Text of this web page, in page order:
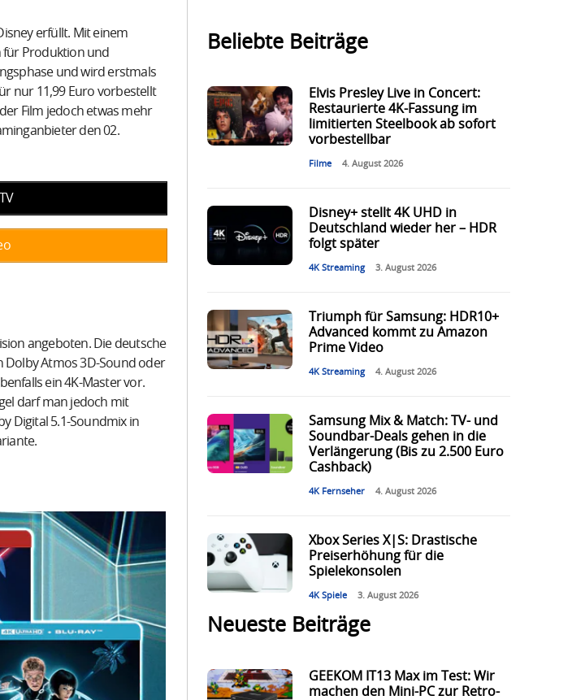
erfüllt. Mit einem
für Produktion und
und wird erstmals
nur 11,99 Euro vorbestellt
Film jedoch etwas mehr
den 02.
angeboten. Die deutsche
Dolby Atmos 3D-Sound oder
ein 4K-Master vor.
darf man jedoch mit
Digital 5.1-Soundmix in
Beliebte Beiträge
Elvis Presley Live in Concert:
Restaurierte 4K-Fassung im
limitierten Steelbook ab sofort
vorbestellbar
Filme 4. August 2026
Disney+ stellt 4K UHD in
Deutschland wieder her – HDR
folgt später
4K Streaming 3. August 2026
Triumph für Samsung: HDR10+
Advanced kommt zu Amazon
Prime Video
4K Streaming 4. August 2026
Samsung Mix & Match: TV- und
Soundbar-Deals gehen in die
Verlängerung (Bis zu 2.500 Euro
Cashback)
4K Fernseher 4. August 2026
Xbox Series X|S: Drastische
Preiserhöhung für die
Spielekonsolen
4K Spiele 3. August 2026
Neueste Beiträge
GEEKOM IT13 Max im Test: Wir
machen den Mini-PC zur Retro-